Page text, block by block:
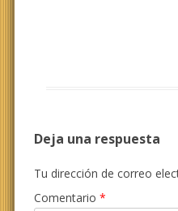
Deja una respuesta
Tu dirección de correo
Comentario *